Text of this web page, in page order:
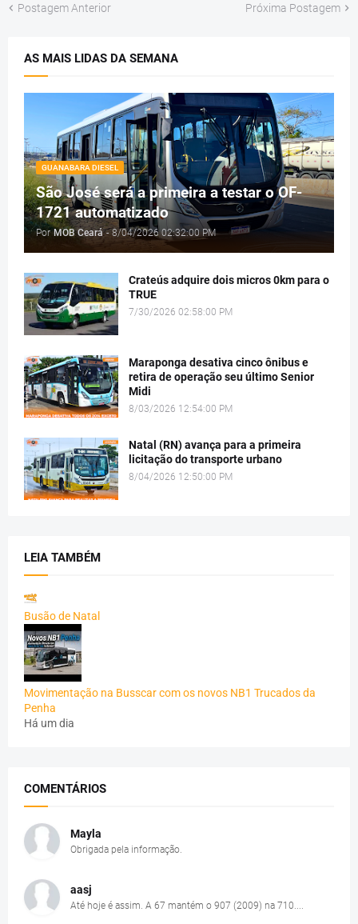
Postagem Anterior Próxima Postagem
AS MAIS LIDAS DA SEMANA
GUANABARA DIESEL
São José será a primeira a testar o OF-
1721 automatizado
Por MOB Ceará - 8/04/2026 02:32:00 PM
Crateús adquire dois micros 0km para o
TRUE
7/30/2026 02:58:00 PM
Maraponga desativa cinco ônibus e
retira de operação seu último Senior
Midi
8/03/2026 12:54:00 PM
Natal (RN) avança para a primeira
licitação do transporte urbano
8/04/2026 12:50:00 PM
LEIA TAMBÉM
Busão de Natal
Movimentação na Busscar com os novos NB1 Trucados da
Penha
Há um dia
COMENTÁRIOS
Mayla
Obrigada pela informação.
aasj
Até hoje é assim. A 67 mantém o 907 (2009) na 710....